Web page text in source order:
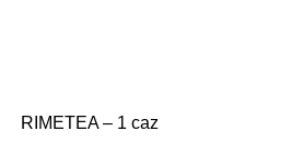
RIMETEA – 1 caz